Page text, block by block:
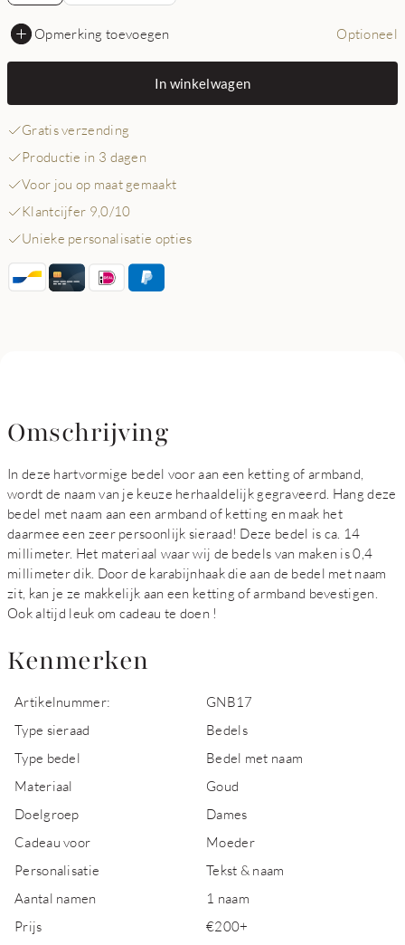
Opmerking toevoegen Optioneel
In winkelwagen
Gratis verzending
Productie in 3 dagen
Voor jou op maat gemaakt
Klantcijfer 9,0/10
Unieke personalisatie opties
Omschrijving
In deze hartvormige bedel voor aan een ketting of armband,
wordt de naam van je keuze herhaaldelijk gegraveerd. Hang deze
bedel met naam aan een armband of ketting en maak het
daarmee een zeer persoonlijk sieraad! Deze bedel is ca. 14
millimeter. Het materiaal waar wij de bedels van maken is 0,4
millimeter dik. Door de karabijnhaak die aan de bedel met naam
zit, kan je ze makkelijk aan een ketting of armband bevestigen.
Ook altijd leuk om cadeau te doen !
Kenmerken
Artikelnummer:
GNB17
Type sieraad
Bedels
Type bedel
Bedel met naam
Materiaal
Goud
Doelgroep
Dames
Cadeau voor
Moeder
Personalisatie
Tekst & naam
Aantal namen
1 naam
Prijs
€200+